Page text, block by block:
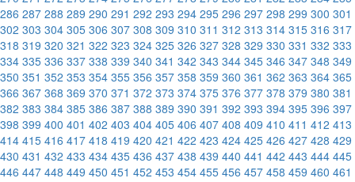
286 287 288 289 290 291 292 293 294 295 296 297 298 299 300 301
302 303 304 305 306 307 308 309 310 311 312 313 314 315 316 317
318 319 320 321 322 323 324 325 326 327 328 329 330 331 332 333
334 335 336 337 338 339 340 341 342 343 344 345 346 347 348 349
350 351 352 353 354 355 356 357 358 359 360 361 362 363 364 365
366 367 368 369 370 371 372 373 374 375 376 377 378 379 380 381
382 383 384 385 386 387 388 389 390 391 392 393 394 395 396 397
398 399 400 401 402 403 404 405 406 407 408 409 410 411 412 413
414 415 416 417 418 419 420 421 422 423 424 425 426 427 428 429
430 431 432 433 434 435 436 437 438 439 440 441 442 443 444 445
446 447 448 449 450 451 452 453 454 455 456 457 458 459 460 461